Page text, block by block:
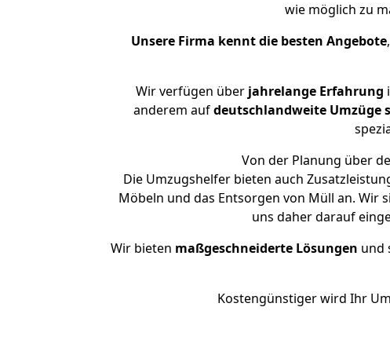
wie möglich zu
Unsere Firma kennt die besten Angebote
Wir verfügen überjahrelange Erfahrung
anderem aufdeutschlandweite Umzüge
Von der Planung über
Die Umzugshelfer bieten auch
Möbeln und das Entsorgen von Müll an. Wir
uns daher darauf
Wir bieten maßgeschneiderte Lösungen und
Kostengünstiger wird Ihr